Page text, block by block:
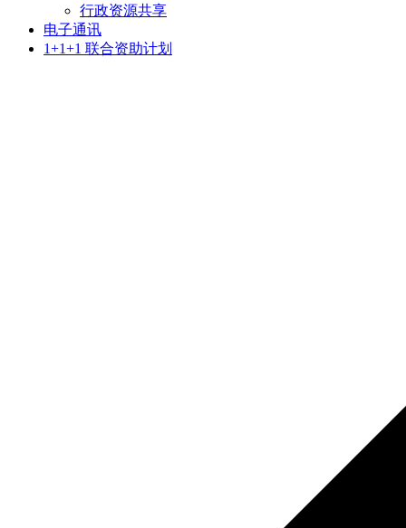
行政资源共享
电子通讯
1+1+1 联合资助计划